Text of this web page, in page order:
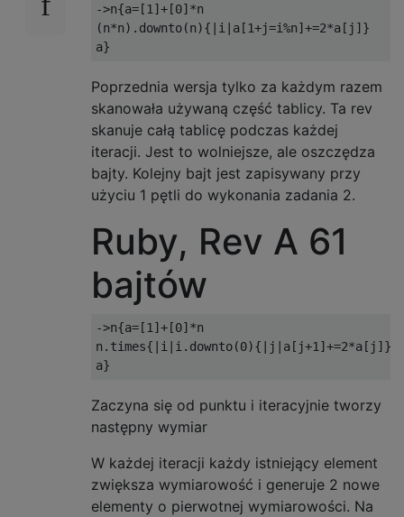
->n{a=[1]+[0]*n
(n*n).downto(n){|i|a[1+j=i%n]+=2*a[j]}
Poprzednia wersja tylko za każdym razem
skanowała używaną część tablicy. Ta rev
skanuje całą tablicę podczas każdej
iteracji. Jest to wolniejsze, ale oszczędza
bajty. Kolejny bajt jest zapisywany przy
użyciu 1 pętli do wykonania zadania 2.
Ruby, Rev A 61
bajtów
->n{a=[1]+[0]*n
n.times{|i|i.downto(0){|j|a[j+1]+=2*a[j]}}
Zaczyna się od punktu i iteracyjnie tworzy
następny wymiar
W każdej iteracji każdy istniejący element
zwiększa wymiarowość i generuje 2 nowe
elementy o pierwotnej wymiarowości. Na